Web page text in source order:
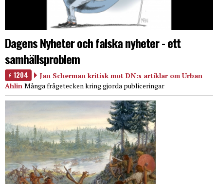
Dagens Nyheter och falska nyheter - ett
samhällsproblem
1204
Jan Scherman kritisk mot DN:s artiklar om Urban
Ahlin Många frågetecken kring gjorda publiceringar